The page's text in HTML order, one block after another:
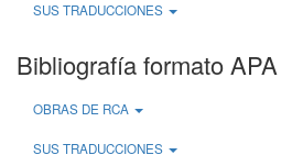
SUS TRADUCCIONES
Bibliografía formato APA
OBRAS DE RCA
SUS TRADUCCIONES